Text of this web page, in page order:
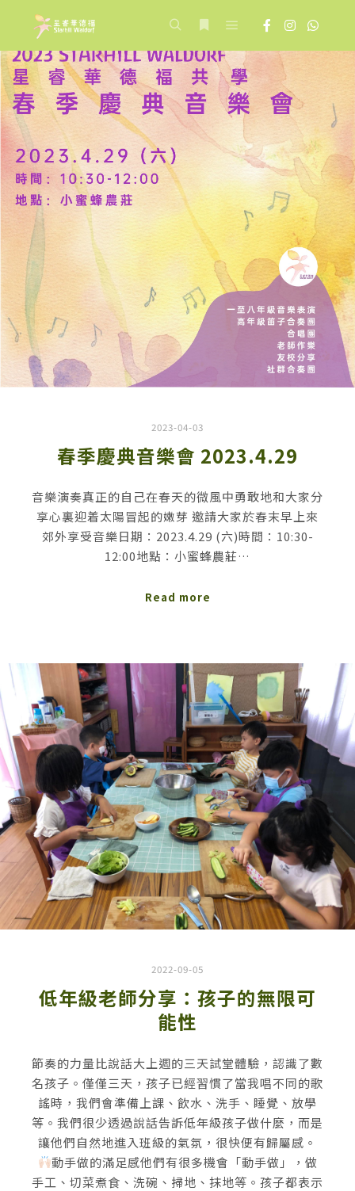
2023-04-03
春季慶典音樂會 2023.4.29
音樂演奏真正的自己在春天的微風中勇敢地和大家分
享心裏迎着太陽冒起的嫩芽 邀請大家於春末早上來
郊外享受音樂日期：2023.4.29 (六)時間：10:30-
12:00地點：小蜜蜂農莊…
Read more
2022-09-05
低年級老師分享：孩子的無限可
能性
節奏的力量比說話大上週的三天試堂體驗，認識了數
名孩子。僅僅三天，孩子已經習慣了當我唱不同的歌
謠時，我們會準備上課、飲水、洗手、睡覺、放學
等。我們很少透過說話告訴低年級孩子做什麼，而是
讓他們自然地進入班級的氣氛，很快便有歸屬感。
動手做的滿足感他們有很多機會「動手做」，做
手工、切菜煮食、洗碗、掃地、抹地等。孩子都表示